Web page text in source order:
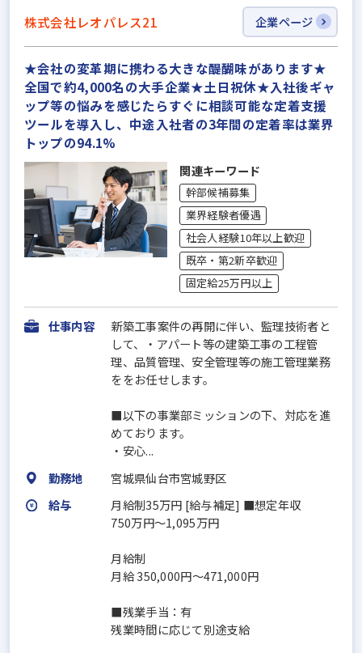
株式会社レオパレス21 企業ページ
★会社の変革期に携わる大きな醍醐味があります★
全国で約4,000名の大手企業★土日祝休★入社後ギャ
ップ等の悩みを感じたらすぐに相談可能な定着支援
ツールを導入し、中途入社者の3年間の定着率は業界
トップの94.1%
関連キーワード
幹部候補募集
業界経験者優遇
社会人経験10年以上歓迎
既卒・第2新卒歓迎
固定給25万円以上
仕事内容
新築工事案件の再開に伴い、監理技術者と
して、・アパート等の建築工事の工程管
理、品質管理、安全管理等の施工管理業務
ををお任せします。
■以下の事業部ミッションの下、対応を進
めております。
・安心...
勤務地
宮城県仙台市宮城野区
給与
月給制35万円 [給与補足] ■想定年収
750万円～1,095万円
月給制
月給 350,000円～471,000円
■残業手当：有
残業時間に応じて別途支給